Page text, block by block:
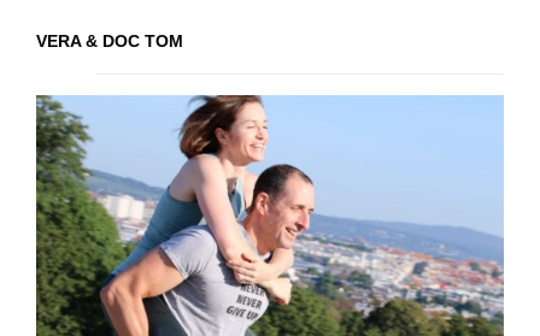
VERA & DOC TOM